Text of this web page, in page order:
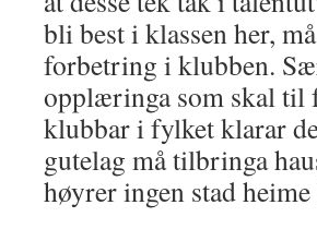
bli best i klassen her,
forbetring i klubben.
opplæringa som skal til
klubbar i fylket klarar
gutelag må tilbringa
høyrer ingen stad